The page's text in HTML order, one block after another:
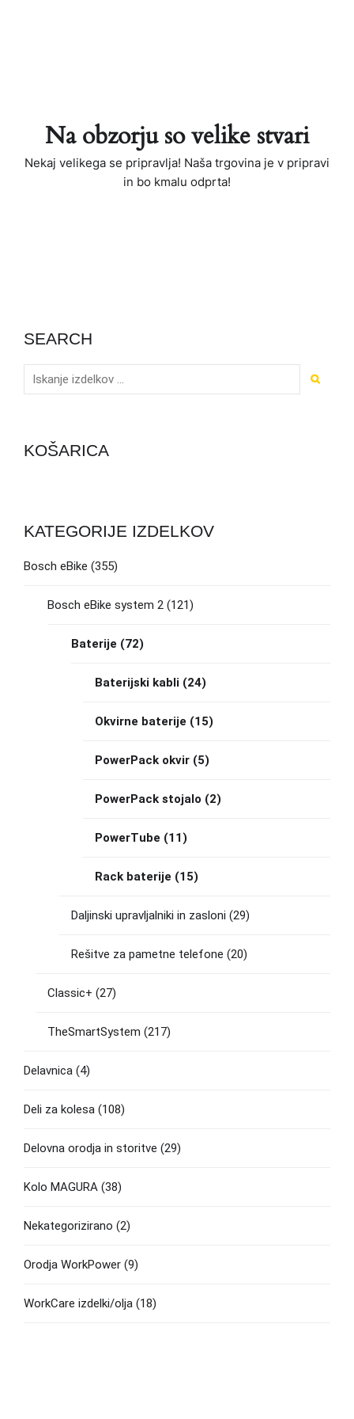
Na obzorju so velike stvari
Nekaj ​​velikega se pripravlja! Naša trgovina je v pripravi
in ​​bo kmalu odprta!
SEARCH
KOŠARICA
KATEGORIJE IZDELKOV
Bosch eBike (355)
Bosch eBike system 2 (121)
Baterije (72)
Baterijski kabli (24)
Okvirne baterije (15)
PowerPack okvir (5)
PowerPack stojalo (2)
PowerTube (11)
Rack baterije (15)
Daljinski upravljalniki in zasloni (29)
Rešitve za pametne telefone (20)
Classic+ (27)
TheSmartSystem (217)
Delavnica (4)
Deli za kolesa (108)
Delovna orodja in storitve (29)
Kolo MAGURA (38)
Nekategorizirano (2)
Orodja WorkPower (9)
WorkCare izdelki/olja (18)